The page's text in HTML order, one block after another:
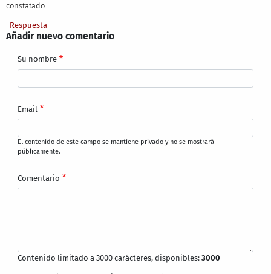
constatado.
Respuesta
Añadir nuevo comentario
Su nombre
Email
El contenido de este campo se mantiene privado y no se mostrará
públicamente.
Comentario
Contenido limitado a 3000 carácteres, disponibles:3000